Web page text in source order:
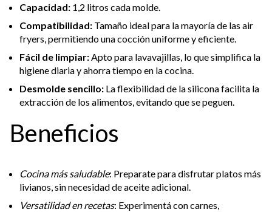
Capacidad: 1,2 litros cada molde.
Compatibilidad: Tamaño ideal para la mayoría de las air
fryers, permitiendo una cocción uniforme y eficiente.
Fácil de limpiar:Apto para lavavajillas, lo que simplifica la
higiene diaria y ahorra tiempo en la cocina.
Desmolde sencillo: La flexibilidad de la silicona facilita la
extracción de los alimentos, evitando que se peguen.
Beneficios
Cocina más saludable: Preparate para disfrutar platos más
livianos, sin necesidad de aceite adicional.
Versatilidad en recetas: Experimentá con carnes,